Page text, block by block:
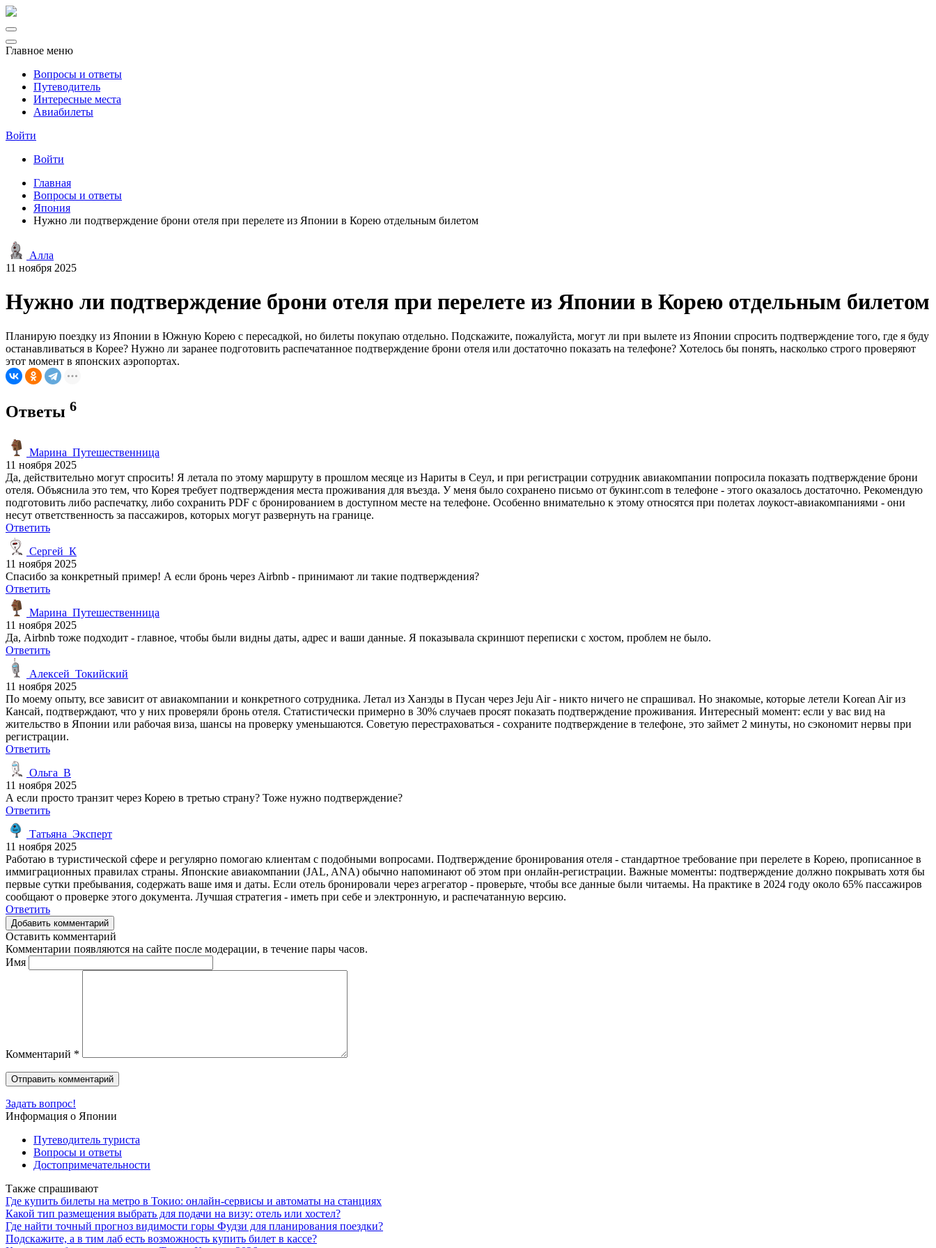
Главное меню
Вопросы и ответы
Путеводитель
Интересные места
Авиабилеты
Войти
Войти
Главная
Вопросы и ответы
Япония
Нужно ли подтверждение брони отеля при перелете из Японии в Корею отдельным билетом
Алла
11 ноября 2025
Нужно ли подтверждение брони отеля при перелете из Японии в Корею отдельным билетом
Планирую поездку из Японии в Южную Корею с пересадкой, но билеты покупаю отдельно. Подскажите, пожалуйста, могут ли при вылете из Японии спросить подтверждение того, где я буду
останавливаться в Корее? Нужно ли заранее подготовить распечатанное подтверждение брони отеля или достаточно показать на телефоне? Хотелось бы понять, насколько строго проверяют
этот момент в японских аэропортах.
Ответы 6
Марина_Путешественница
11 ноября 2025
Да, действительно могут спросить! Я летала по этому маршруту в прошлом месяце из Нариты в Сеул, и при регистрации сотрудник авиакомпании попросила показать подтверждение брони
отеля. Объяснила это тем, что Корея требует подтверждения места проживания для въезда. У меня было сохранено письмо от букинг.com в телефоне - этого оказалось достаточно. Рекомендую
подготовить либо распечатку, либо сохранить PDF с бронированием в доступном месте на телефоне. Особенно внимательно к этому относятся при полетах лоукост-авиакомпаниями - они
несут ответственность за пассажиров, которых могут развернуть на границе.
Ответить
Сергей_К
11 ноября 2025
Спасибо за конкретный пример! А если бронь через Airbnb - принимают ли такие подтверждения?
Ответить
Марина_Путешественница
11 ноября 2025
Да, Airbnb тоже подходит - главное, чтобы были видны даты, адрес и ваши данные. Я показывала скриншот переписки с хостом, проблем не было.
Ответить
Алексей_Токийский
11 ноября 2025
По моему опыту, все зависит от авиакомпании и конкретного сотрудника. Летал из Ханэды в Пусан через Jeju Air - никто ничего не спрашивал. Но знакомые, которые летели Korean Air из
Кансай, подтверждают, что у них проверяли бронь отеля. Статистически примерно в 30% случаев просят показать подтверждение проживания. Интересный момент: если у вас вид на
жительство в Японии или рабочая виза, шансы на проверку уменьшаются. Советую перестраховаться - сохраните подтверждение в телефоне, это займет 2 минуты, но сэкономит нервы при
регистрации.
Ответить
Ольга_В
11 ноября 2025
А если просто транзит через Корею в третью страну? Тоже нужно подтверждение?
Ответить
Татьяна_Эксперт
11 ноября 2025
Работаю в туристической сфере и регулярно помогаю клиентам с подобными вопросами. Подтверждение бронирования отеля - стандартное требование при перелете в Корею, прописанное в
иммиграционных правилах страны. Японские авиакомпании (JAL, ANA) обычно напоминают об этом при онлайн-регистрации. Важные моменты: подтверждение должно покрывать хотя бы
первые сутки пребывания, содержать ваше имя и даты. Если отель бронировали через агрегатор - проверьте, чтобы все данные были читаемы. На практике в 2024 году около 65% пассажиров
сообщают о проверке этого документа. Лучшая стратегия - иметь при себе и электронную, и распечатанную версию.
Ответить
Добавить комментарий
Оставить комментарий
Комментарии появляются на сайте после модерации, в течение пары часов.
Имя
Комментарий *
Задать вопрос!
Информация о Японии
Путеводитель туриста
Вопросы и ответы
Достопримечательности
Также спрашивают
Где купить билеты на метро в Токио: онлайн-сервисы и автоматы на станциях
Какой тип размещения выбрать для подачи на визу: отель или хостел?
Где найти точный прогноз видимости горы Фудзи для планирования поездки?
Подскажите, а в тим лаб есть возможность купить билет в кассе?